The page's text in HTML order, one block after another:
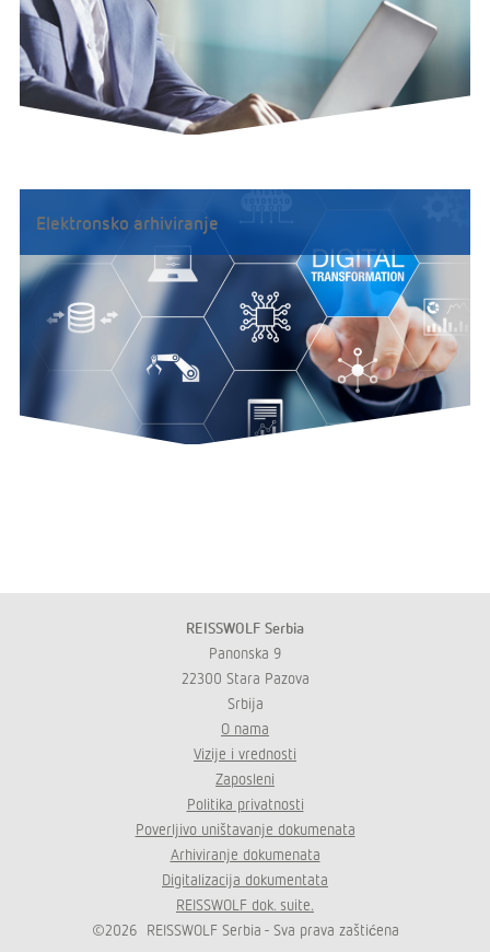
Elektronsko arhiviranje
REISSWOLF Serbia
Panonska 9
22300 Stara Pazova
Srbija
O nama
Vizije i vrednosti
Zaposleni
Politika privatnosti
Poverljivo uništavanje dokumenata
Arhiviranje dokumenata
Digitalizacija dokumentata
REISSWOLF dok. suite.
©2026 REISSWOLF Serbia - Sva prava zaštićena